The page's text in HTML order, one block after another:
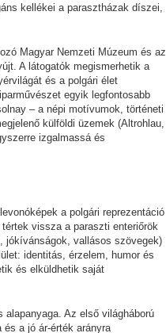
kellékei a parasztházak díszei,
Magyar Nemzeti Múzeum és az
A látogatók megismerhetik a
és a polgári élet
egyik legfontosabb
– a népi motívumok, történeti
külföldi üzemek (Altrohlau,
izgalmassá és
a polgári reprezentáció
vissza a paraszti enteriőrök
jókívánságok, vallásos szövegek)
identitás, érzelem, humor és
és elküldhetik saját
Az első világháború
és a jó ár-érték arányra